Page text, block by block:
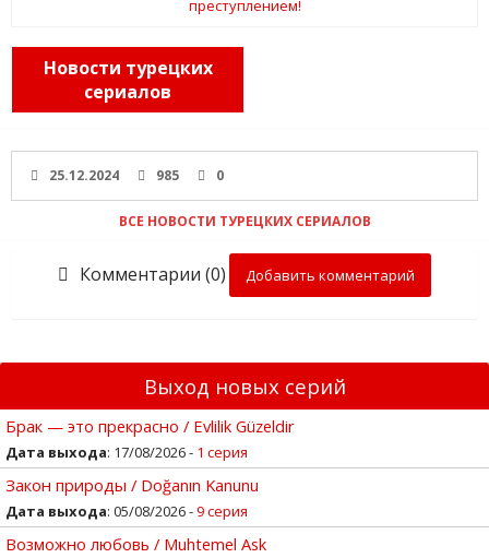
Новости турецких
сериалов
25.12.2024 985 0
ВСЕ НОВОСТИ ТУРЕЦКИХ СЕРИАЛОВ
Комментарии (0) Добавить комментарий
Выход новых серий
Брак — это прекрасно / Evlilik Güzeldir
Дата выхода: 17/08/2026 - 1 серия
Закон природы / Doğanın Kanunu
Дата выхода: 05/08/2026 -9 серия
Возможно любовь / Muhtemel Ask